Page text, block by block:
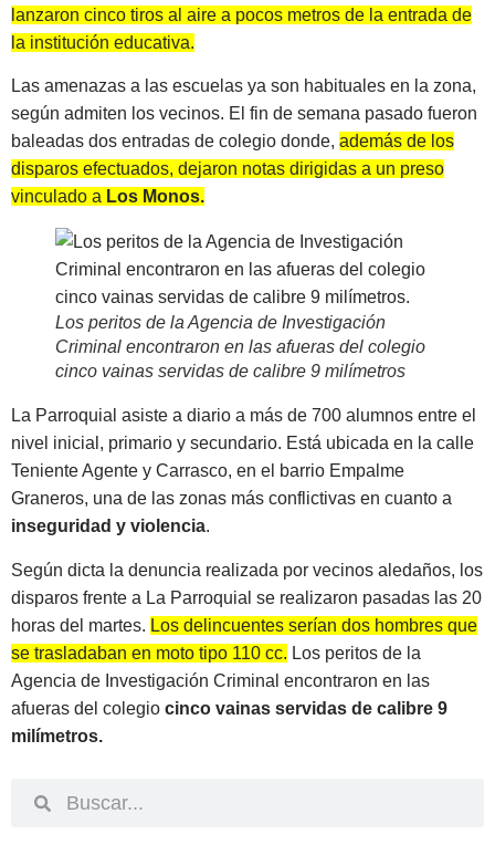
lanzaron cinco tiros al aire a pocos metros de la entrada de
la institución educativa.
Las amenazas a las escuelas ya son habituales en la zona,
según admiten los vecinos. El fin de semana pasado fueron
baleadas dos entradas de colegio donde, además de los
disparos efectuados, dejaron notas dirigidas a un preso
vinculado a Los Monos.
Los peritos de la Agencia de Investigación
Criminal encontraron en las afueras del colegio
cinco vainas servidas de calibre 9 milímetros
La Parroquial asiste a diario a más de 700 alumnos entre el
nivel inicial, primario y secundario. Está ubicada en la calle
Teniente Agente y Carrasco, en el barrio Empalme
Graneros, una de las zonas más conflictivas en cuanto a
inseguridad y violencia.
Según dicta la denuncia realizada por vecinos aledaños, los
disparos frente a La Parroquial se realizaron pasadas las 20
horas del martes. Los delincuentes serían dos hombres que
se trasladaban en moto tipo 110 cc. Los peritos de la
Agencia de Investigación Criminal encontraron en las
afueras del colegio cinco vainas servidas de calibre 9
milímetros.